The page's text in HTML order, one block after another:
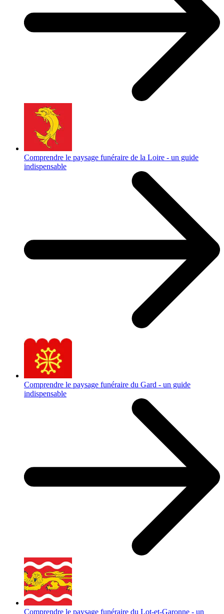
Comprendre le paysage funéraire de la Loire - un guide
indispensable
Comprendre le paysage funéraire du Gard - un guide
indispensable
Comprendre le paysage funéraire du Lot-et-Garonne - un